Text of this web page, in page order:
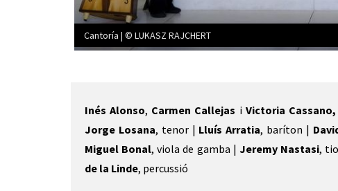
Cantoría | © LUKASZ RAJCHERT
Inés Alonso, Carmen Callejas i Victoria Cassano,
Jorge Losana, tenor | Lluís Arratia, baríton |
Miguel Bonal, viola de gamba | Jeremy Nastasi,
de la Linde, percussió